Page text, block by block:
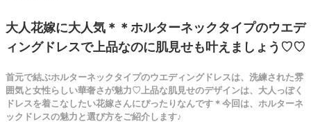
大人花嫁に大人気＊＊ホルターネックタイプのウエデ
ィングドレスで上品なのに肌見せも叶えましょう♡♡
首元で結ぶホルターネックタイプのウエディングドレスは、洗練された雰
囲気と女性らしい華奢さが魅力♡上品な肌見せのデザインは、大人っぽく
ドレスを着こなしたい花嫁さんにぴったりなんです＊今回は、ホルターネ
ックドレスの魅力と選び方をご紹介します♪